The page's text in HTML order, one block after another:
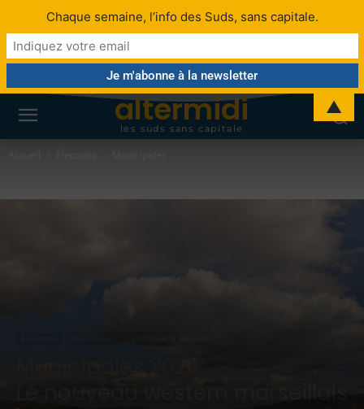
altermidi
les suds sans capitale
Le nouveau western marseillais
Chaque semaine, l’info des Suds, sans capitale.
▲